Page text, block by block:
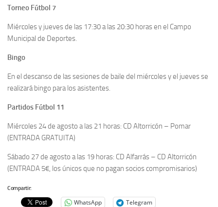
Torneo Fútbol 7
Miércoles y jueves de las 17:30 a las 20:30 horas en el Campo
Municipal de Deportes.
Bingo
En el descanso de las sesiones de baile del miércoles y el jueves se
realizará bingo para los asistentes.
Partidos Fútbol 11
Miércoles 24 de agosto a las 21 horas: CD Altorricón – Pomar
(ENTRADA GRATUITA)
Sábado 27 de agosto a las 19 horas: CD Alfarrás – CD Altorricón
(ENTRADA 5€, los únicos que no pagan socios compromisarios)
Compartir:
WhatsApp
Telegram